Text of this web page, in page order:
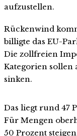
aufzustellen.
Rückenwind
billigte das EU-
Die zollfreien
Kategorien sollen
sinken.
Das liegt rund 47
Für Mengen
50 Prozent